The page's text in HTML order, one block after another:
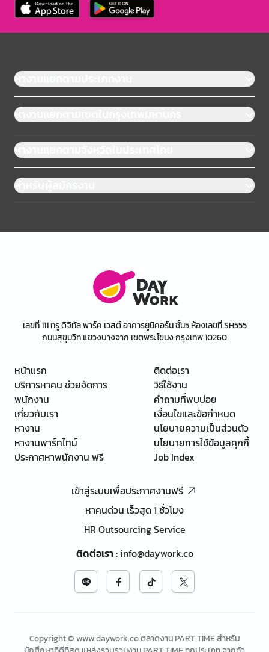
หางานแยกตามประเภทงาน
หางานแยกตามเขตในกรุงเทพมหานคร
หางานแยกตามจังหวัดในประเทศไทย
สำหรับผู้สมัครงาน
เลขที่ 111 ทรู ดิจิทัล พาร์ค เวสต์ อาคารยูนิคอร์น ชั้น5 ห้องเลขที่ SH555
ถนนสุขุมวิท แขวงบางจาก เขตพระโขนง กรุงเทพ 10260
หน้าแรก
บริการหาคน ช่วยจัดการ
พนักงาน
เกี่ยวกับเรา
หางาน
หางานพาร์ทไทม์
ประกาศหาพนักงาน ฟรี
ติดต่อเรา
วิธีใช้งาน
คำถามที่พบบ่อย
เงื่อนไขและข้อกำหนด
นโยบายความเป็นส่วนตัว
นโยบายการใช้ข้อมูลคุกกี้
Job Index
เข้าสู่ระบบเพื่อประกาศงานฟรี
หาคนด่วน เร็วสุด 1 ชั่วโมง
HR Outsourcing Service
ติดต่อเรา:info@daywork.co
Copyright © www.daywork.co ตลาดงาน PART TIME สำหรับ